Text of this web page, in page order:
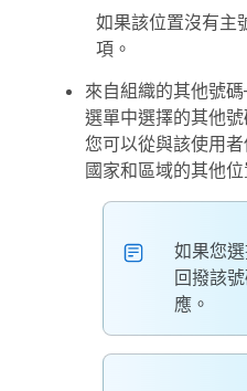
如果該位置沒有主
項。
來自組織的其他號碼
選單中選擇的其他
您可以從與該使用
國家和區域的其他
如果您
回撥該
應。